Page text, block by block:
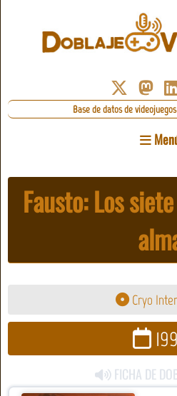
Base de datos de
Fausto: Los
Cryo
FICHA DE